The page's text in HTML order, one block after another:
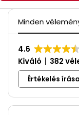
Minden
4.6
Kiváló
382
Értékelés írása